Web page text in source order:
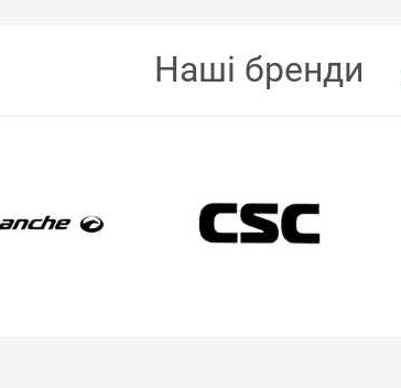
Наші бренди